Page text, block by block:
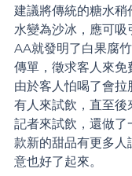
建議將傳統的糖水稍
水變為沙冰，應可吸
AA就發明了白果腐
傳單，徵求客人來免
由於客人怕喝了會拉
有人來試飲，直至後
記者來試飲，還做了
款新的甜品有更多人
意也好了起來。